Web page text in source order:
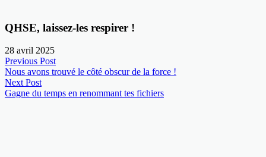
QHSE, laissez-les respirer !
28 avril 2025
Previous Post
Nous avons trouvé le côté obscur de la force !
Next Post
Gagne du temps en renommant tes fichiers